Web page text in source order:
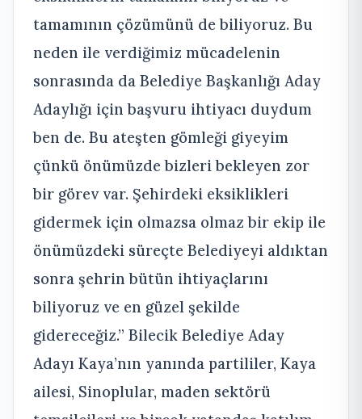
tamamının çözümünü de biliyoruz. Bu
neden ile verdiğimiz mücadelenin
sonrasında da Belediye Başkanlığı Aday
Adaylığı için başvuru ihtiyacı duydum
ben de. Bu ateşten gömleği giyeyim
çünkü önümüzde bizleri bekleyen zor
bir görev var. Şehirdeki eksiklikleri
gidermek için olmazsa olmaz bir ekip ile
önümüzdeki süreçte Belediyeyi aldıktan
sonra şehrin bütün ihtiyaçlarını
biliyoruz ve en güzel şekilde
gidereceğiz.” Bilecik Belediye Aday
Adayı Kaya’nın yanında partililer, Kaya
ailesi, Sinoplular, maden sektörü